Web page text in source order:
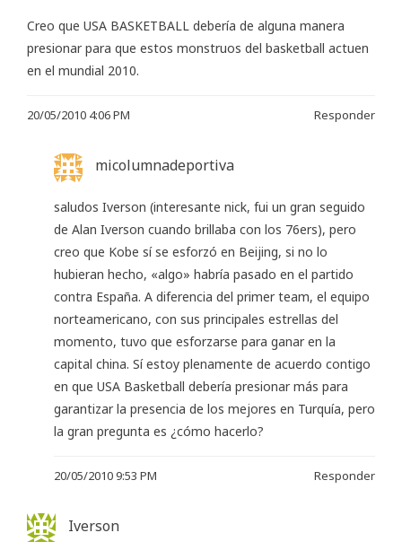
Creo que USA BASKETBALL debería de alguna manera
presionar para que estos monstruos del basketball actuen
en el mundial 2010.
20/05/2010 4:06 PM Responder
micolumnadeportiva
saludos Iverson (interesante nick, fui un gran seguido
de Alan Iverson cuando brillaba con los 76ers), pero
creo que Kobe sí se esforzó en Beijing, si no lo
hubieran hecho, «algo» habría pasado en el partido
contra España. A diferencia del primer team, el equipo
norteamericano, con sus principales estrellas del
momento, tuvo que esforzarse para ganar en la
capital china. Sí estoy plenamente de acuerdo contigo
en que USA Basketball debería presionar más para
garantizar la presencia de los mejores en Turquía, pero
la gran pregunta es ¿cómo hacerlo?
20/05/2010 9:53 PM Responder
Iverson